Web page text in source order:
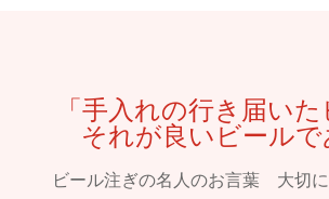
「手入れの行き届い
それが良いビールで
ビール注ぎの名人のお言葉 大切に